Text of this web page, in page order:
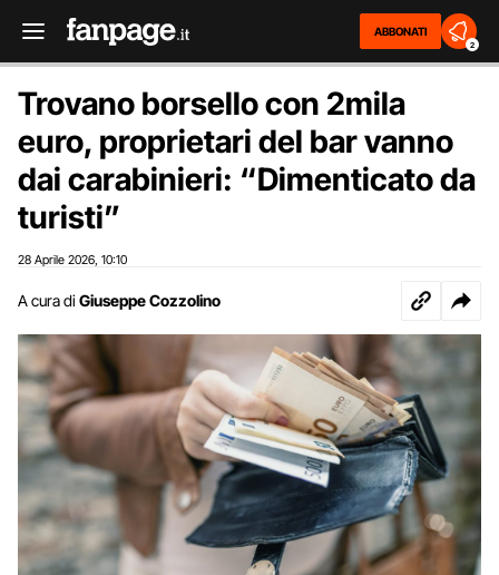
ABBONATI
2
Trovano borsello con 2mila
euro, proprietari del bar vanno
dai carabinieri: “Dimenticato da
turisti”
28 Aprile 2026 10:10
A cura di Giuseppe Cozzolino